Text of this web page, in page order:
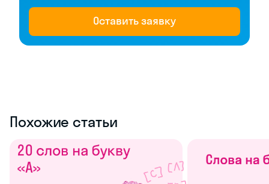
Оставить заявку
Похожие статьи